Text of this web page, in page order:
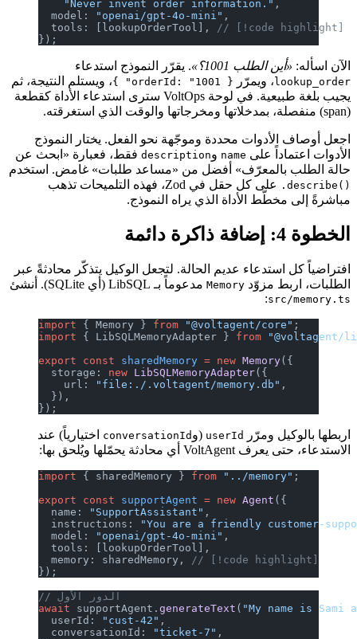
    "Never invent order information."
  model:
"openai/gpt-4o-mini"
  tools: [lookupOrderTool],
// [!code highlight]
});
الآن اسأله:«أين الطلب 1001؟» . يقرّر النموذج استدعاء
lookup_order ، ويمرّر { orderId: "1001" }
، ويستلم النتيجة، ثم
يجيب بلغة طبيعية. في لوحة VoltOps سترى استدعاء الأداة كقطعة
اجعل أوصاف الأدوات محددة وموجّهة نحو الفعل. يختار النموذج
الأدوات اعتماداً على nameو descriptionفقط، فعبارة «ابحث عن
حالة الطلب بالمعرّف» أفضل من «مساعد طلبات» غامض. استخدم
.describe()
‎ على كل حقل في Zod، فهذه التلميحات تذهب
مباشرةً إلى مخطّط الأداة الذي يراه النموذج.
الخطوة 4: إضافة ذاكرة دائمة
افتراضياً كل استدعاء عديم الحالة. لتجعل الوكيل يتذكّر محادثةً عبر
الطلبات، اربط مزوّدMemoryمدعوماً بـ LibSQL (أي SQLite). أنشئ
src/memory.ts
:
import { Memory } from "@voltagent/core"
import { LibSQLMemoryAdapter } from
export const sharedMemory = new Memory ({
  storage:
new LibSQLMemoryAdapter ({
    url:
"file:./.voltagent/memory.db"
  }),
});
اربطها بالوكيل ومرّر userId(وconversationIdاختيارياً) عند
الاستدعاء، حتى يعرف VoltAgent أي محادثة يحمّلها ويُلحق بها:
import { sharedMemory } from "../memory"
export const supportAgent = new Agent ({
  name:
"SupportAssistant"
  instructions:
"You are a friendly customer-
  model:
"openai/gpt-4o-mini"
  tools: [lookupOrderTool],
  memory: sharedMemory,
// [!code highlight]
});
// الدور الأول
await supportAgent.generateText ("My name is
  userId:
"cust-42"
  conversationId:
"ticket-7"